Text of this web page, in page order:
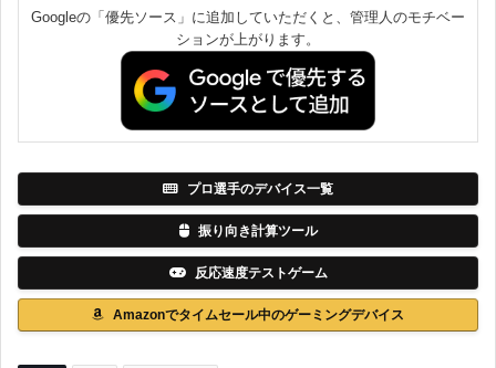
Googleの「優先ソース」に追加していただくと、管理人のモチベー
ションが上がります。
プロ選手のデバイス一覧
振り向き計算ツール
反応速度テストゲーム
Amazonでタイムセール中のゲーミングデバイス